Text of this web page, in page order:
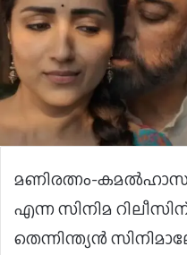
മണിരത്നം-
എന്ന സിനിമ
തെന്നിന്ത്യന്‍